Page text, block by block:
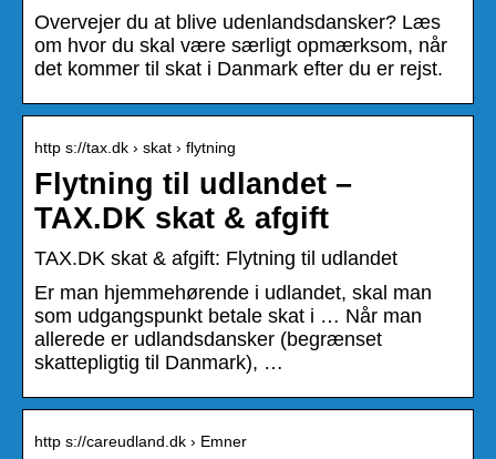
Overvejer du at blive udenlandsdansker? Læs
om hvor du skal være særligt opmærksom, når
det kommer til skat i Danmark efter du er rejst.
http s://tax.dk › skat › flytning
Flytning til udlandet –
TAX.DK skat & afgift
TAX.DK skat & afgift: Flytning til udlandet
Er man hjemmehørende i udlandet, skal man
som udgangspunkt betale skat i … Når man
allerede er udlandsdansker (begrænset
skattepligtig til Danmark), …
http s://careudland.dk › Emner